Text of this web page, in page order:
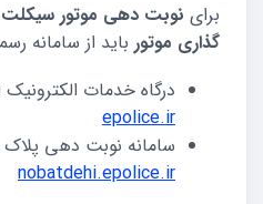
برای نوبت دهی موتور سیکلت
گذاری موتور باید از سامانه
درگاه خدمات الکترونیک
epolice.ir
سامانه نوبت دهی
nobatdehi.epolice.ir